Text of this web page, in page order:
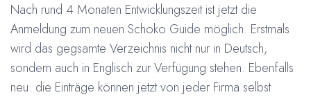
Nach rund 4 Monaten Entwicklungszeit ist jetzt die
Anmeldung zum neuen Schoko Guide möglich. Erstmals
wird das gegsamte Verzeichnis nicht nur in Deutsch,
sondern auch in Englisch zur Verfügung stehen. Ebenfalls
neu: die Einträge können jetzt von jeder Firma selbst